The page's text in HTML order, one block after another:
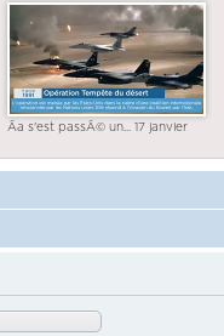
Ãa s'est passÃ© un... 17 janvier